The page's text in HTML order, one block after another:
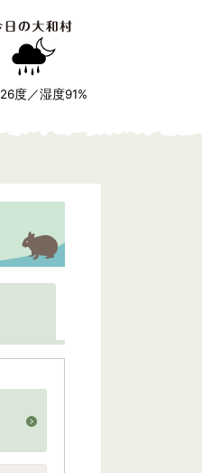
26度／湿度91%